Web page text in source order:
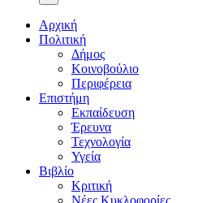
Αρχική
Πολιτική
Δήμος
Κοινοβούλιο
Περιφέρεια
Επιστήμη
Εκπαίδευση
Έρευνα
Τεχνολογία
Υγεία
Βιβλίο
Κριτική
Νέες Κυκλοφορίες